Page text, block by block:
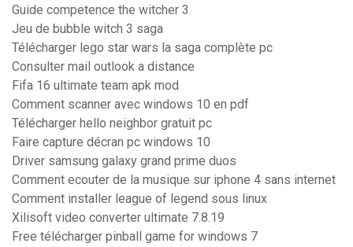
Guide competence the witcher 3
Jeu de bubble witch 3 saga
Télécharger lego star wars la saga complète pc
Consulter mail outlook a distance
Fifa 16 ultimate team apk mod
Comment scanner avec windows 10 en pdf
Télécharger hello neighbor gratuit pc
Faire capture décran pc windows 10
Driver samsung galaxy grand prime duos
Comment ecouter de la musique sur iphone 4 sans internet
Comment installer league of legend sous linux
Xilisoft video converter ultimate 7.8.19
Free télécharger pinball game for windows 7